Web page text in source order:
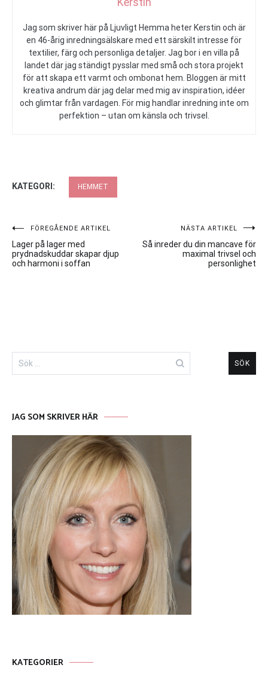
Jag som skriver här på Ljuvligt Hemma heter Kerstin och är
en 46-årig inredningsälskare med ett särskilt intresse för
textilier, färg och personliga detaljer. Jag bor i en villa på
landet där jag ständigt pysslar med små och stora projekt
för att skapa ett varmt och ombonat hem. Bloggen är mitt
kreativa andrum där jag delar med mig av inspiration, idéer
och glimtar från vardagen. För mig handlar inredning inte om
perfektion – utan om känsla och trivsel.
KATEGORI: HEMMET
Inläggsnavigering
FÖREGÅENDE ARTIKEL
Lager på lager med
prydnadskuddar skapar djup
och harmoni i soffan
NÄSTA ARTIKEL
Så inreder du din mancave för
maximal trivsel och
personlighet
efter:
JAG SOM SKRIVER HÄR
KATEGORIER